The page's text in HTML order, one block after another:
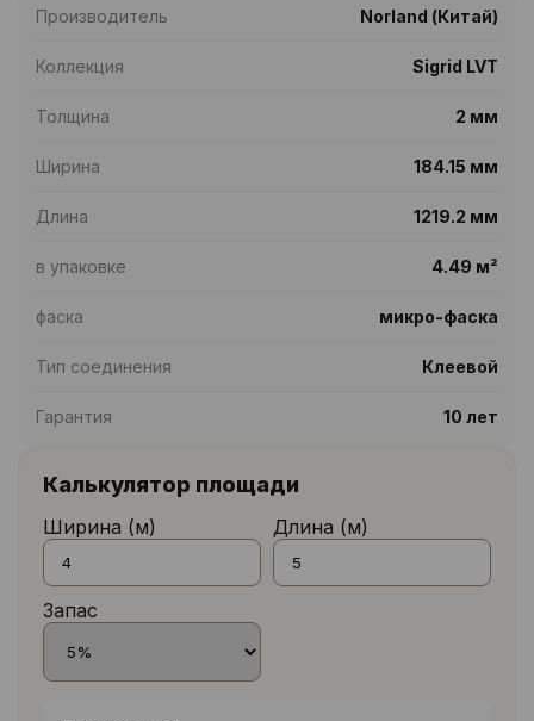
Производитель Norland (Китай)
Коллекция Sigrid LVT
Толщина 2 мм
Ширина 184.15 мм
Длина 1219.2 мм
в упаковке 4.49 м²
фаска микро-фаска
Тип соединения Клеевой
Гарантия 10 лет
Калькулятор площади
Ширина (м) Длина (м)
Запас